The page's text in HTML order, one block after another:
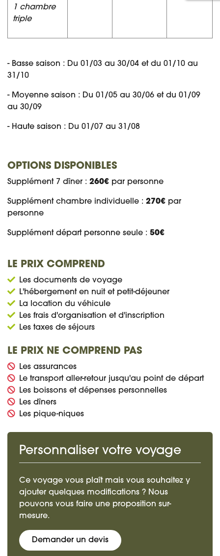
1 chambre
triple
- Basse saison : Du 01/03 au 30/04 et du 01/10 au
31/10
- Moyenne saison : Du 01/05 au 30/06 et du 01/09
au 30/09
- Haute saison : Du 01/07 au 31/08
OPTIONS DISPONIBLES
Supplément 7 dîner : 260€ par personne
Supplément chambre individuelle : 270€ par
personne
Supplément départ personne seule : 50€
LE PRIX COMPREND
Les documents de voyage
L'hébergement en nuit et petit-déjeuner
La location du véhicule
Les frais d'organisation et d'inscription
Les taxes de séjours
LE PRIX NE COMPREND PAS
Les assurances
Le transport aller-retour jusqu'au point de départ
Les boissons et dépenses personnelles
Les dîners
Les pique-niques
Personnaliser votre voyage
Ce voyage vous plaît mais vous souhaitez y
ajouter quelques modifications ? Nous
pouvons vous faire une proposition sur-
mesure.
Demander un devis